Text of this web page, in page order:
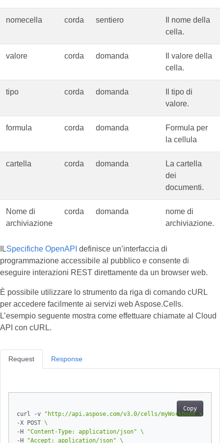
nomecella corda sentiero
Il nome della
cella.
valore corda domanda
Il valore della
cella.
tipo corda domanda
Il tipo di
valore.
formula corda domanda
Formula per
la cellula
cartella corda domanda
La cartella
dei
documenti.
Nome di
archiviazione
corda domanda
nome di
archiviazione.
ILSpecifiche OpenAPI definisce un’interfaccia di
programmazione accessibile al pubblico e consente di
eseguire interazioni REST direttamente da un browser web.
È possibile utilizzare lo strumento da riga di comando cURL
per accedere facilmente ai servizi web Aspose.Cells.
L’esempio seguente mostra come effettuare chiamate al Cloud
API con cURL.
Request
Copy
curl -v
"http://api.aspose.com/v3.0/cells/myWorkbook.xlsx/
-X POST
-H
"Content-Type: application/json"
-H
"Accept: application/json"
Response